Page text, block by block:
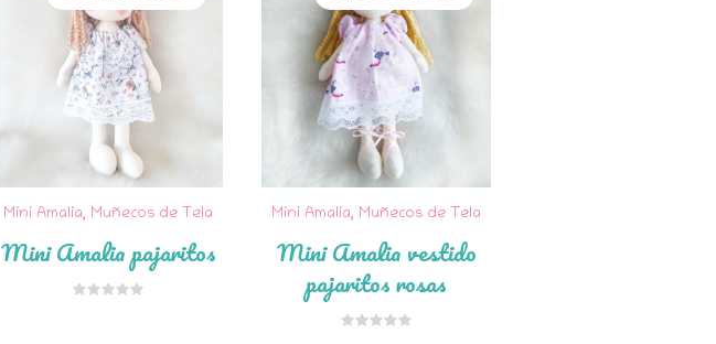
Mini Amalia, Muñecos de Tela
Mini Amalia pajaritos
Mini Amalia, Muñecos de Tela
Mini Amalia vestido
pajaritos rosas